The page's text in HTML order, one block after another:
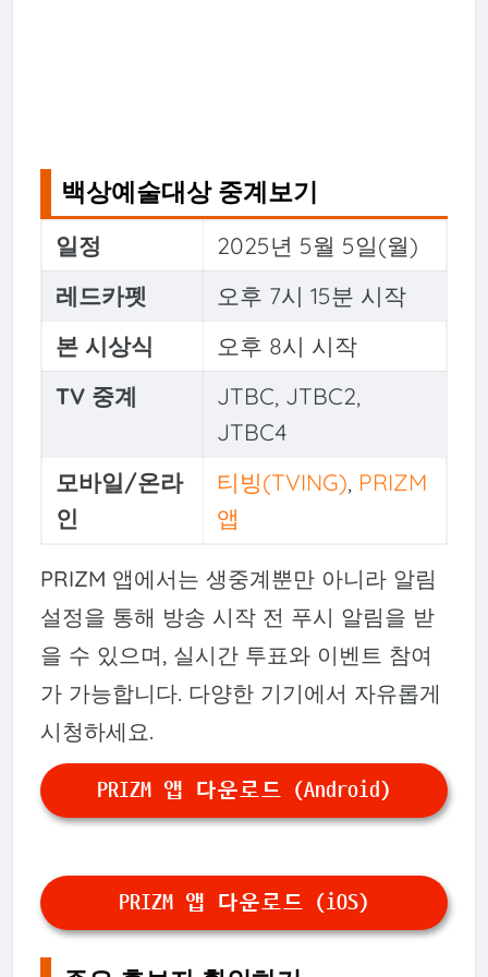
백상예술대상 중계보기
일정
2025년 5월 5일(월)
레드카펫
오후 7시 15분 시작
본 시상식
오후 8시 시작
TV 중계
JTBC, JTBC2,
JTBC4
모바일/온라
인
티빙(TVING), PRIZM
앱
PRIZM 앱에서는 생중계뿐만 아니라 알림
설정을 통해 방송 시작 전 푸시 알림을 받
을 수 있으며, 실시간 투표와 이벤트 참여
가 가능합니다. 다양한 기기에서 자유롭게
시청하세요.
PRIZM 앱 다운로드 (Android)
PRIZM 앱 다운로드 (iOS)